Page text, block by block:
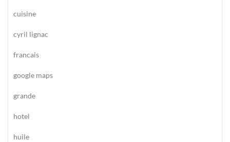
cuisine
cyril lignac
francais
google maps
grande
hotel
huile